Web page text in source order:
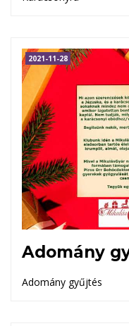
2021-11-28
Adomány
Adomány gyűjtés